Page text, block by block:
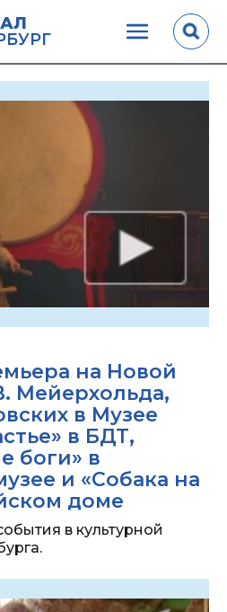
на Новой
Мейерхольда,
в Музее
в БДТ,
боги» в
и «Собака на
доме
в культурной